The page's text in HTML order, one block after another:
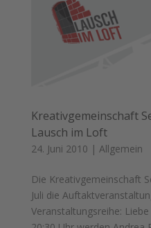
Kreativgemeinschaft
Lausch im Loft
24. Juni 2010 | Allgemein
Die Kreativgemeinschaft
Juli die
Veranstaltungsreihe: